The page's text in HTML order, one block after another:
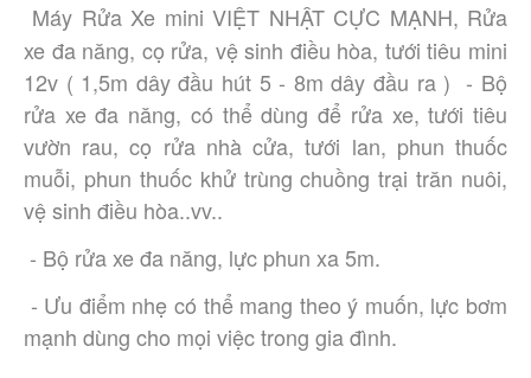
Máy Rửa Xe mini VIỆT NHẬT CỰC MẠNH, Rửa
xe đa năng, cọ rửa, vệ sinh điều hòa, tưới tiêu mini
12v ( 1,5m dây đầu hút 5 - 8m dây đầu ra )  - Bộ
rửa xe đa năng, có thể dùng để rửa xe, tưới tiêu
vườn rau, cọ rửa nhà cửa, tưới lan, phun thuốc
muỗi, phun thuốc khử trùng chuồng trại trăn nuôi,
vệ sinh điều hòa..vv..
- Bộ rửa xe đa năng, lực phun xa 5m.
mạnh dùng cho mọi việc trong gia đình.